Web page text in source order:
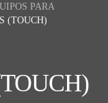
PARA
(TOUCH)